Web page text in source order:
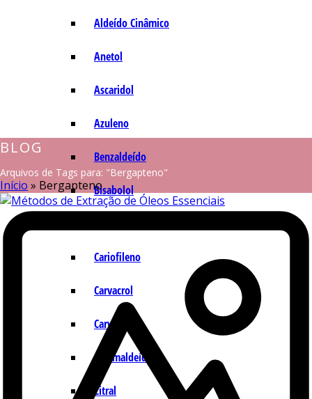
Aldeído Cinâmico
Anetol
Ascaridol
Azuleno
Benzaldeído
Bisabolol
Cariofileno
Carvacrol
Carvona
Cinamaldeído
Citral
BLOG
Arquivos de Tags para: "Bergapteno"
Início » Bergapteno